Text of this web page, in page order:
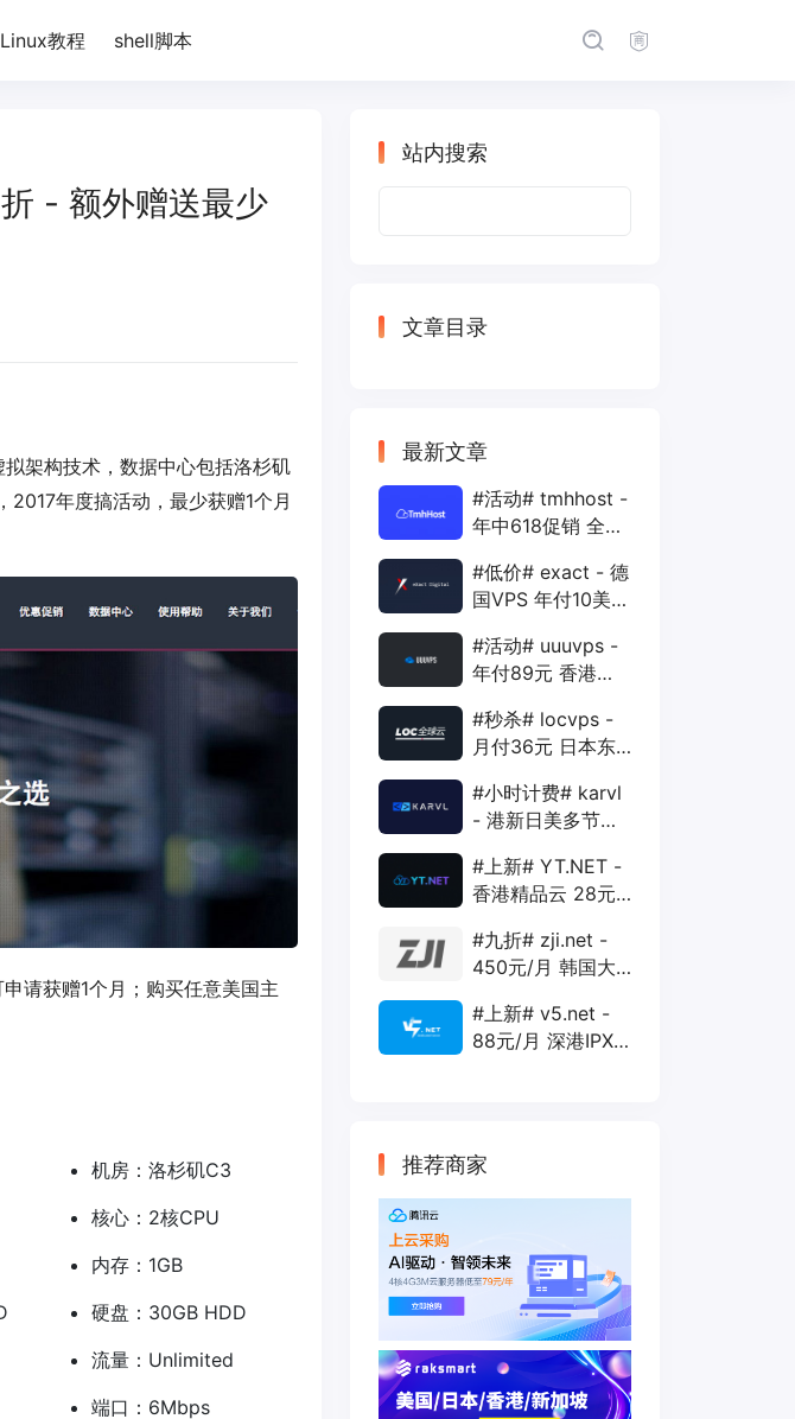
Linux教程 shell脚本
- 额外赠送最少
架构技术，数据中心包括洛杉矶
年度搞活动，最少获赠1个月
请获赠1个月；购买任意美国主
机房：洛杉矶C3
核心：2核CPU
内存：1GB
硬盘：30GB HDD
流量：Unlimited
端口：6Mbps
站内搜索
文章目录
最新文章
#活动# tmhhost -
年中618促销 全场
年付VPS
#低价# exact - 德
国VPS 年付10美元
1Gbps
#活动# uuuvps -
年付89元 香港
400G 30M
#秒杀# locvps -
月付36元 日本东
40G 1T 450Mbps
#小时计费# karvl
- 港新日美多节点
20G 5T 1Gbps
#上新# YT.NET -
香港精品云 28元/
AS10099+移动
CMI
#九折# zji.net -
450元/月 韩国大
优化和纯国际线路
#上新# v5.net -
88元/月 深港IPX
推荐商家